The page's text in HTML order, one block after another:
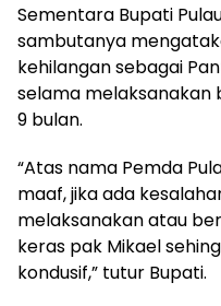
Sementara Bupati
sambutanya
kehilangan sebagai
selama melaksanakan
9 bulan.
“Atas nama Pemda
maaf, jika ada
melaksanakan atau
keras pak Mikael
kondusif,” tutur Bupati.